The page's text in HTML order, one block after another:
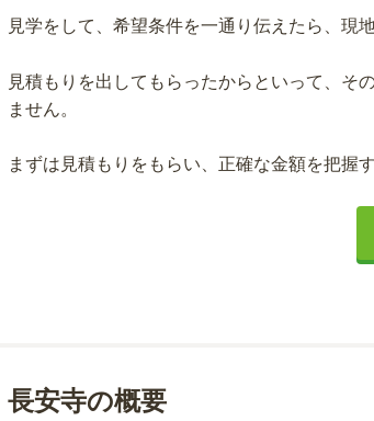
見学をして、希望条件を一通り伝えたら、現
見積もりを出してもらったからといって、そ
ません。
まずは見積もりをもらい、正確な金額を把握
長安寺の概要